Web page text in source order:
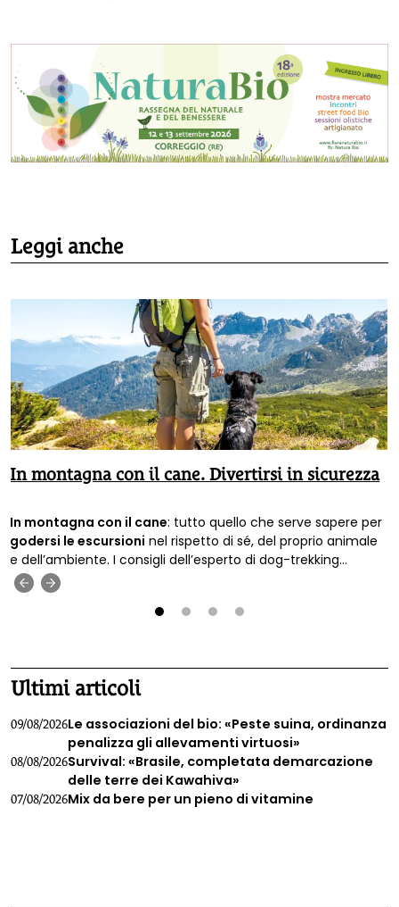
Leggi anche
In montagna con il cane. Divertirsi in sicurezza
In montagna con il cane: tutto quello che serve sapere per
godersi le escursioni nel rispetto di sé, del proprio animale
e dell’ambiente. I consigli dell’esperto di dog-trekking
Francesco Scagliotti.
Ultimi articoli
09/08/2026Le associazioni del bio: «Peste suina, ordinanza
penalizza gli allevamenti virtuosi»
08/08/2026Survival: «Brasile, completata demarcazione
delle terre dei Kawahiva»
07/08/2026Mix da bere per un pieno di vitamine